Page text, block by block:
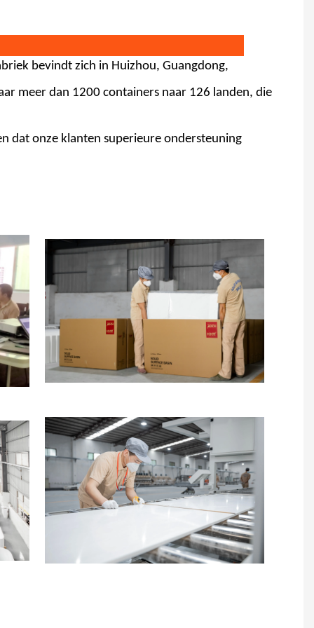
bevindt zich in Huizhou, Guangdong,
meer dan 1200 containers naar 126 landen, die
dat onze klanten superieure ondersteuning